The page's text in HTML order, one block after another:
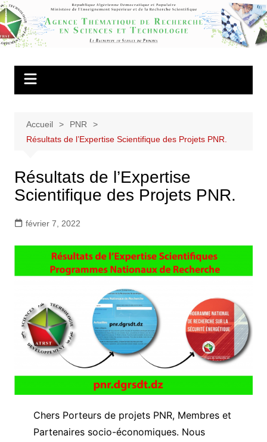
Aller
au
contenu
Agence
Thématique de
Recherche en
Accueil
PNR
Résultats de l’Expertise Scientifique des Projets PNR.
Résultats de l’Expertise
Scientifique des Projets PNR.
février 7, 2022
Chers Porteurs de projets PNR, Membres et
Partenaires socio-économiques. Nous